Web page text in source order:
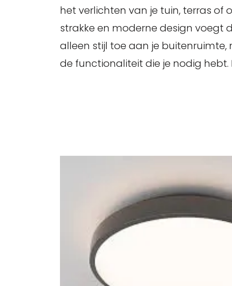
het verlichten van je tuin, terras of
strakke en moderne design voegt
alleen stijl toe aan je
de functionaliteit die je nodig hebt.